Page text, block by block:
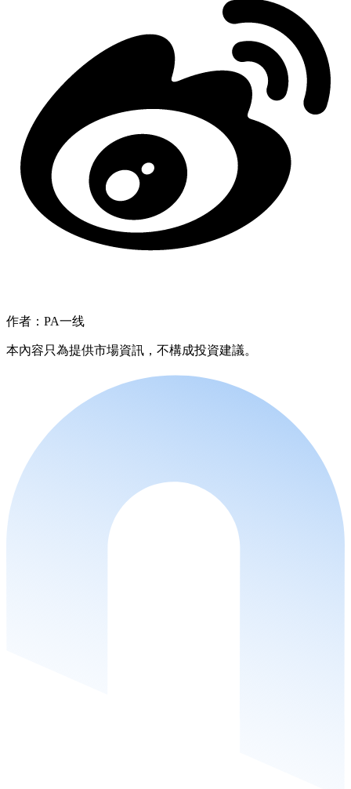
作者：PA一线
本內容只為提供市場資訊，不構成投資建議。